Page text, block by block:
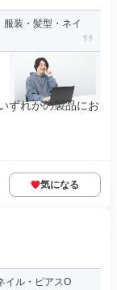
服装・髪型・ネイ
ずれかの製品にお
気になる
イル・ピアスO